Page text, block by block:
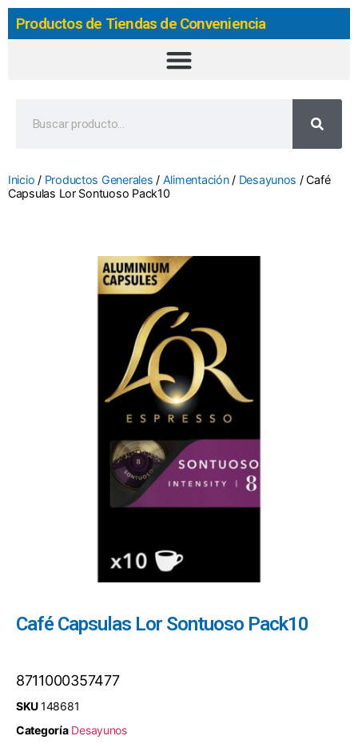
Productos de Tiendas de Conveniencia
Inicio / Productos Generales / Alimentación/ Desayunos / Café
Capsulas Lor Sontuoso Pack10
Café Capsulas Lor Sontuoso Pack10
8711000357477
SKU148681
Categoría Desayunos